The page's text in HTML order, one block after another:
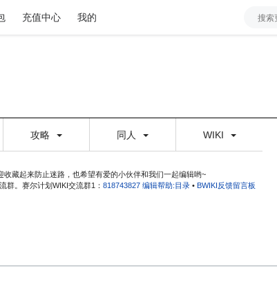
充值中心 我的
攻略 同人 WIKI
收藏起来防止迷路，也希望有爱的小伙伴和我们一起编辑哟~
群。赛尔计划WIKI交流群1： 818743827 编辑帮助:目录 • BWIKI反馈留言板